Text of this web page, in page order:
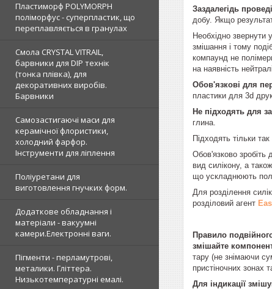
Пластиморф POLYMORPH
поліморфус - суперпластик, що
переплавляється в гранулах
Смола CRYSTAL VITRAIL,
барвники для DIP технік
(тонка плівка), для
декоративних виробів.
Барвники
Самозастигаючі маси для
керамічної флористики,
холодний фарфор.
Інструменти для ліплення
Поліуретани для
виготовлення гнучких форм.
Додаткове обладнання і
матеріали - вакуумні
камери.Електронні ваги.
Пігменти - перламутрові,
металики. Гліттера.
Низькотемпературні емалі.
Заздалегідь
добу. Якщо
Необхідно
змішання і тому
компаунд не
на наявність
Обов'язкові для
пластики для 3d
Не підходять для
глина.
Підходять тільки
Обов'язково зробіть
вид силікону, а
що ускладнюють
Для розділення
розділовий агент
Правило
змішайте
тару (не знімаючи
пристіночних зонах
Для індикації